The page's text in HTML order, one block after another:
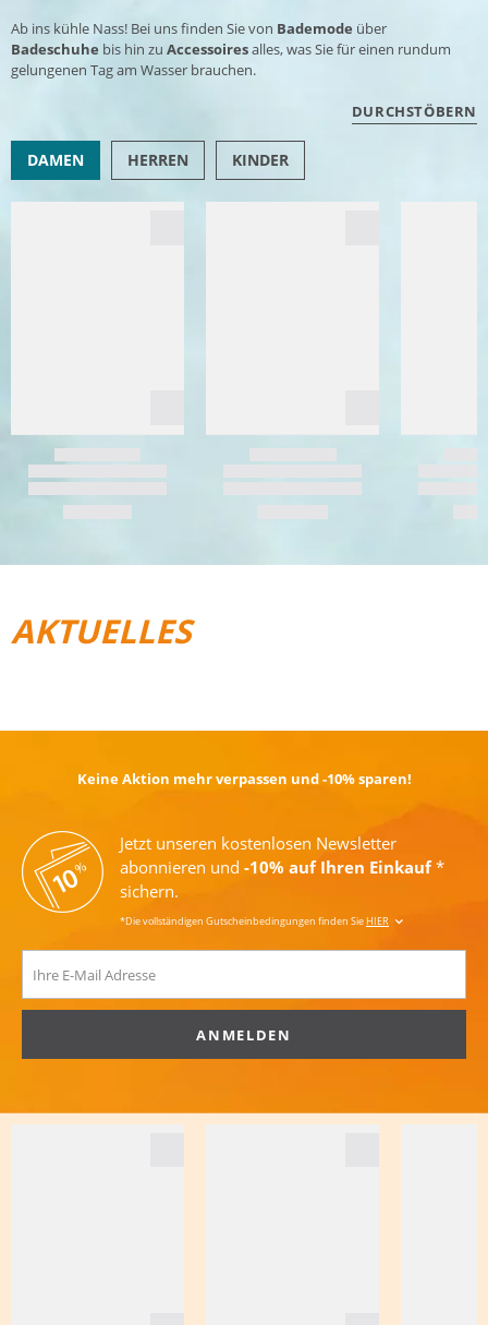
Ab ins kühle Nass! Bei uns finden Sie von Bademode über
Badeschuhe bis hin zu Accessoiresalles, was Sie für einen rundum
gelungenen Tag am Wasser brauchen.
DURCHSTÖBERN
DAMEN HERREN KINDER
AKTUELLES
Keine Aktion mehr verpassen und -10% sparen!
Jetzt unseren kostenlosen Newsletter
abonnieren und -10% auf Ihren Einkauf*
sichern.
*Die vollständigen Gutscheinbedingungen finden SieHIER
ANMELDEN